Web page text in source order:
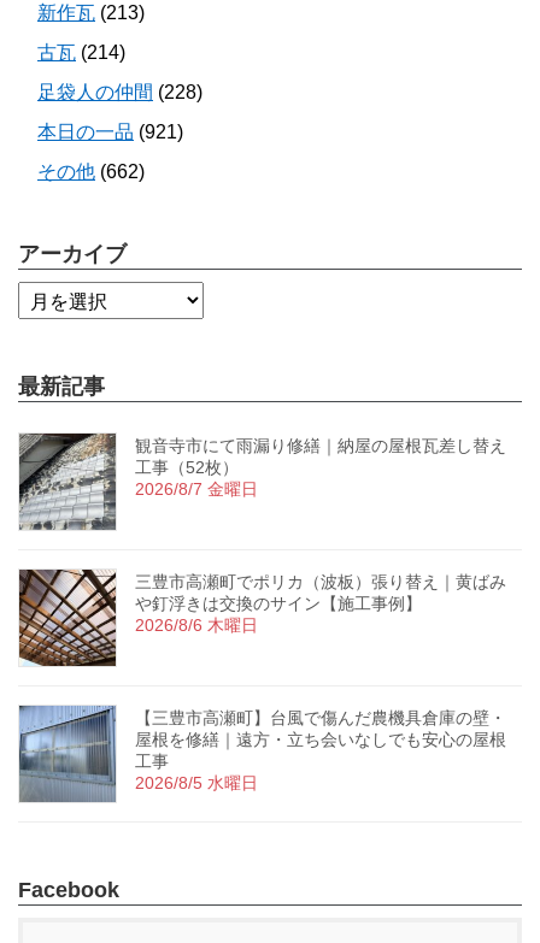
新作瓦 (213)
古瓦 (214)
足袋人の仲間 (228)
本日の一品 (921)
その他 (662)
アーカイブ
最新記事
観音寺市にて雨漏り修繕｜納屋の屋根瓦差し替え
工事（52枚）
2026/8/7 金曜日
三豊市高瀬町でポリカ（波板）張り替え｜黄ばみ
や釘浮きは交換のサイン【施工事例】
2026/8/6 木曜日
【三豊市高瀬町】台風で傷んだ農機具倉庫の壁・
屋根を修繕｜遠方・立ち会いなしでも安心の屋根
工事
2026/8/5 水曜日
Facebook